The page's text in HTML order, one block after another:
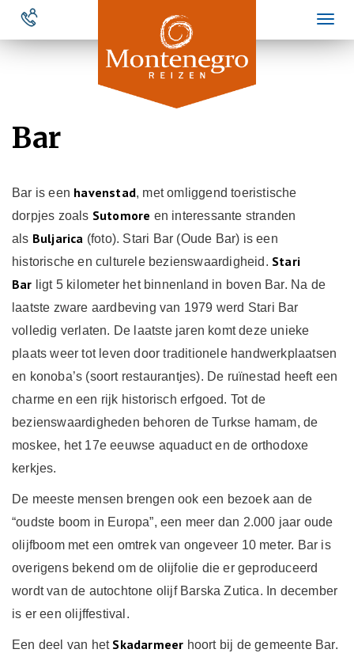
Overslaan
naar
Bar
Bar is een havenstad, met omliggend toeristische
dorpjes zoals Sutomore en interessante stranden
als Buljarica (foto). Stari Bar (Oude Bar) is een
historische en culturele bezienswaardigheid. Stari
Bar ligt 5 kilometer het binnenland in boven Bar. Na de
laatste zware aardbeving van 1979 werd Stari Bar
volledig verlaten. De laatste jaren komt deze unieke
plaats weer tot leven door traditionele handwerkplaatsen
en konoba’s (soort restaurantjes). De ruïnestad heeft een
charme en een rijk historisch erfgoed. Tot de
bezienswaardigheden behoren de Turkse hamam, de
moskee, het 17e eeuwse aquaduct en de orthodoxe
kerkjes.
De meeste mensen brengen ook een bezoek aan de
“oudste boom in Europa”, een meer dan 2.000 jaar oude
olijfboom met een omtrek van ongeveer 10 meter. Bar is
overigens bekend om de olijfolie die er geproduceerd
wordt van de autochtone olijf Barska Zutica. In december
is er een olijffestival.
Een deel van het Skadarmeer hoort bij de gemeente Bar.